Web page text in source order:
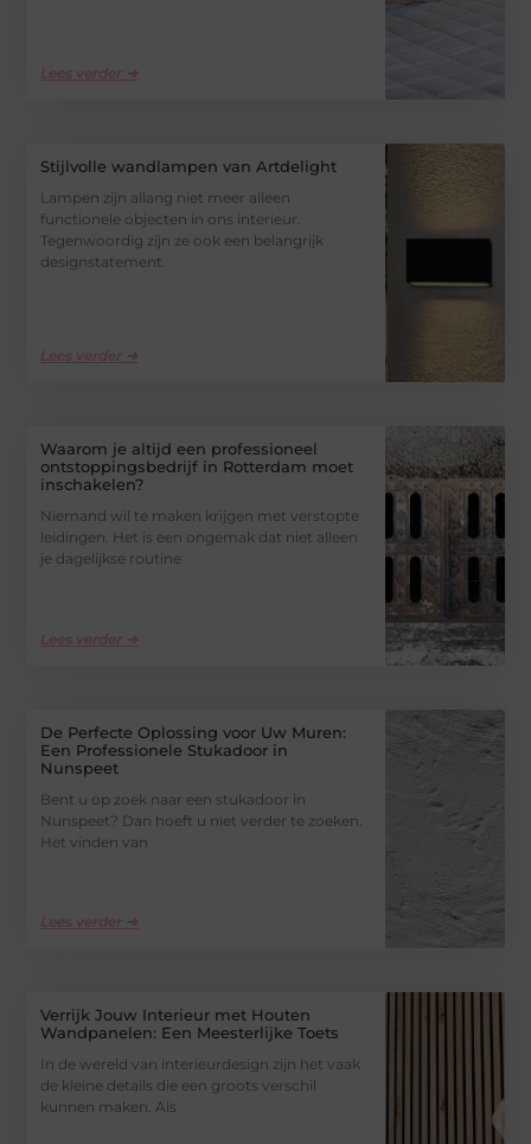
Lees verder ➜
Stijlvolle wandlampen van Artdelight
Lampen zijn allang niet meer alleen
functionele objecten in ons interieur.
Tegenwoordig zijn ze ook een belangrijk
designstatement.
Lees verder ➜
Waarom je altijd een professioneel
ontstoppingsbedrijf in Rotterdam moet
inschakelen?
Niemand wil te maken krijgen met verstopte
leidingen. Het is een ongemak dat niet alleen
je dagelijkse routine
Lees verder ➜
De Perfecte Oplossing voor Uw Muren:
Een Professionele Stukadoor in
Nunspeet
Bent u op zoek naar een stukadoor in
Nunspeet? Dan hoeft u niet verder te zoeken.
Het vinden van
Lees verder ➜
Verrijk Jouw Interieur met Houten
Wandpanelen: Een Meesterlijke Toets
In de wereld van interieurdesign zijn het vaak
de kleine details die een groots verschil
kunnen maken. Als